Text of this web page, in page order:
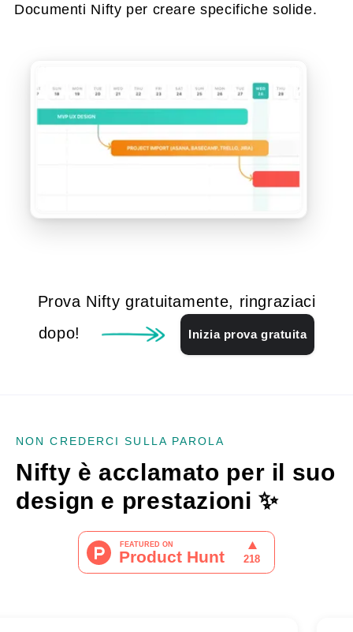
Documenti Nifty per creare specifiche solide.
Prova Nifty gratuitamente, ringraziaci
dopo!
Inizia prova gratuita
NON CREDERCI SULLA PAROLA
Nifty è acclamato per il suo
design e prestazioni✨